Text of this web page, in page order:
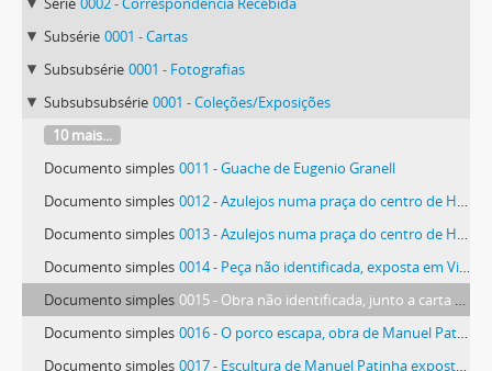
Subsérie 0001 - Cartas
Subsubsérie 0001 - Fotografias
Subsubsubsérie 0001 - Coleções/Exposições
10 mais...
Documento simples 0011 - Guache de Eugenio Granell
Documento simples 0012 - Azulejos numa praça do centro de Havana
Documento simples 0013 - Azulejos numa praça do centro de Havana
Documento simples 0014 - Peça não identificada, exposta em Vila Nova de Famalicão
Documento simples 0015 - Obra não identificada, junto a carta de Manolo Mateos
Documento simples 0016 - O porco escapa, obra de Manuel Patinha
Documento simples 0017 - Escultura de Manuel Patinha exposta no Ateneo de Ferrol